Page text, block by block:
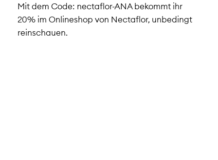
Mit dem Code: nectaflor-ANA bekommt ihr
20% im Onlineshop von Nectaflor, unbedingt
reinschauen.